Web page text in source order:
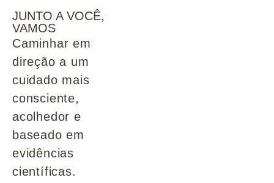
JUNTO A VOCÊ,
VAMOS
Caminhar em
direção a um
cuidado mais
consciente,
acolhedor e
baseado em
evidências
científicas.